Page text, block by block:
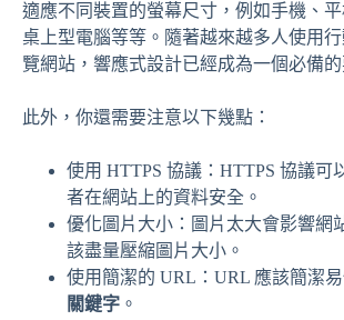
適應不同裝置的螢幕尺寸，例如手機、平
桌上型電腦等等。隨著越來越多人使用行
覽網站，響應式設計已經成為一個必備的
此外，你還需要注意以下幾點：
使用 HTTPS 協議：HTTPS 協議可
者在網站上的資料安全。
優化圖片大小：圖片太大會影響網
該盡量壓縮圖片大小。
使用簡潔的 URL：URL 應該簡潔
關鍵字 。